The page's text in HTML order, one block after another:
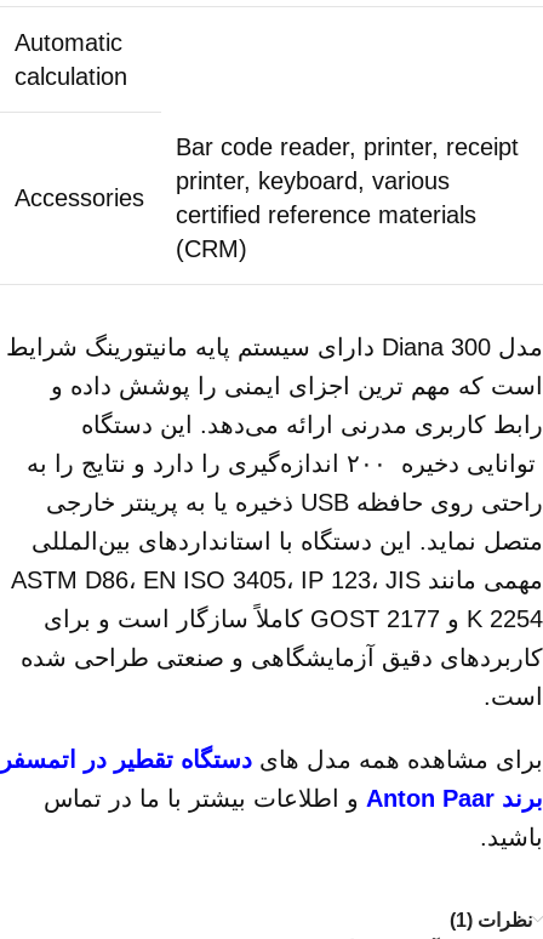
Automatic
calculation
Accessories
Bar code reader, printer, receipt
printer, keyboard, various
certified reference materials
(CRM)
مدل Diana 300 دارای سیستم پایه مانیتورینگ شرایط
است که مهم‌ ترین اجزای ایمنی را پوشش داده و
رابط کاربری مدرنی ارائه می‌دهد. این دستگاه
توانایی دخیره ۲۰۰ اندازه‌گیری را دارد و نتایج را به
‌راحتی روی حافظه USB ذخیره یا به پرینتر خارجی
متصل نماید. این دستگاه با استانداردهای بین‌المللی
مهمی مانند ASTM D86، EN ISO 3405، IP 123، JIS
K 2254 و GOST 2177 کاملاً سازگار است و برای
کاربردهای دقیق آزمایشگاهی و صنعتی طراحی شده
است.
برای مشاهده همه مدل های دستگاه تقطیر در اتمسفر
برند Anton Paar
و اطلاعات بیشتر با ما در تماس
باشید.
نظرات (1)